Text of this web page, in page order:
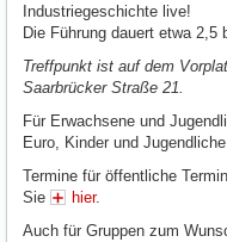
Industriegeschichte live!
Die Führung dauert etwa 2,5
Treffpunkt ist auf dem
Saarbrücker Straße 21.
Für Erwachsene und
Euro, Kinder und
Termine für öffentliche
Sie
hier.
Auch für Gruppen zum